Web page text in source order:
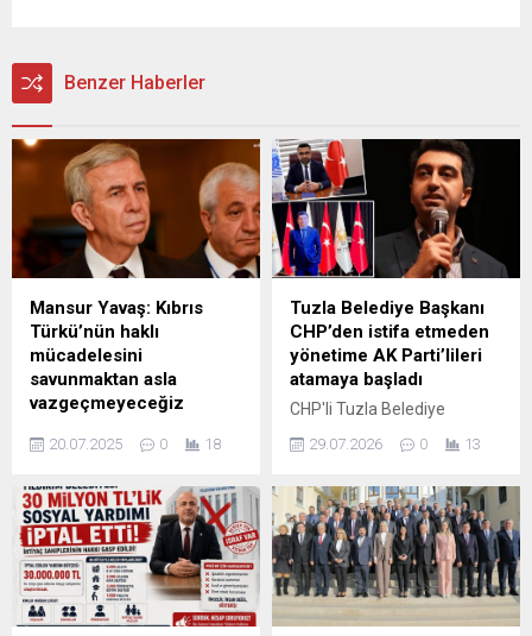
Benzer Haberler
Mansur Yavaş: Kıbrıs
Türkü’nün haklı
mücadelesini
savunmaktan asla
vazgeçmeyeceğiz
Yavaş, 20 Temmuz 1974’te
gerçekleştirilen Kıbrıs Barış
dolayısıyla yayımladığı
mesajda şu ifadelere yer
verdi: “20 Temmuz 1974’te
gerçekleştirilen Kıbrıs Barış
Harekatı, barışa ve insan
onuruna sahip çıkan bir
20.07.2025 0 18
Tuzla Belediye Başkanı
CHP’den istifa etmeden
yönetime AK Parti’lileri
atamaya başladı
CHP'li Tuzla Belediye
Başkanı Eren Ali Bingöl'ün
AKP'ye geçeceği yönündeki
korurken, Bingöl'ün daha
parti değiştirmeden
belediyede kritik müdürlük
ve başkan yardımcılığı
koltuklarına AKP'li isimler
getirildi.
29.07.2026 0 13